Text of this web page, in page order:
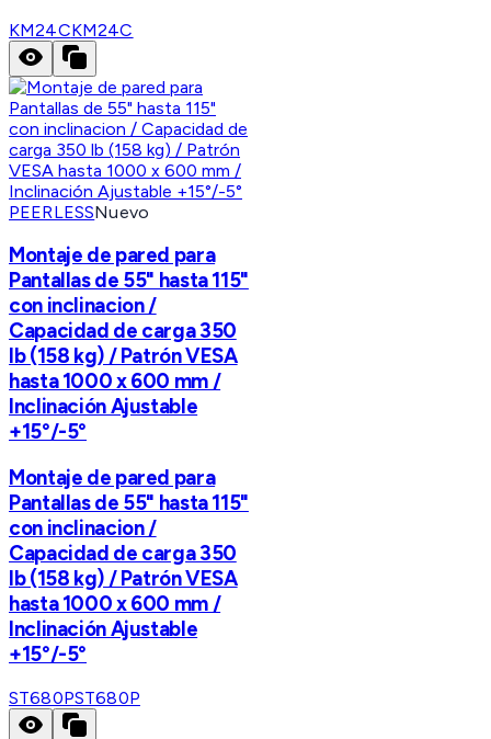
KM24CKM24C
PEERLESSNuevo
Montaje de pared para
Pantallas de 55" hasta 115"
con inclinacion /
Capacidad de carga 350
lb (158 kg) / Patrón VESA
hasta 1000 x 600 mm /
Inclinación Ajustable
+15°/-5°
Montaje de pared para
Pantallas de 55" hasta 115"
con inclinacion /
Capacidad de carga 350
lb (158 kg) / Patrón VESA
hasta 1000 x 600 mm /
Inclinación Ajustable
+15°/-5°
ST680PST680P